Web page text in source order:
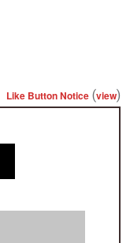
Like Button Notice (view)